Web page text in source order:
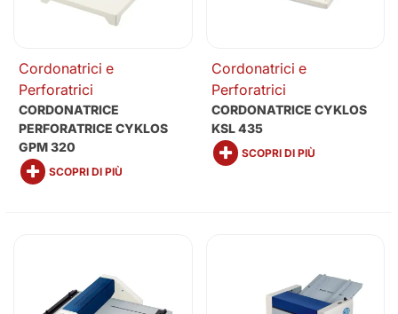
Cordonatrici e
Perforatrici
CORDONATRICE
PERFORATRICE CYKLOS
GPM 320
SCOPRI DI PIÙ
Cordonatrici e
Perforatrici
CORDONATRICE CYKLOS
KSL 435
SCOPRI DI PIÙ